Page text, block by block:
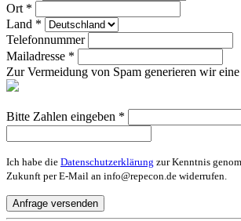
Ort *
Land *
Telefonnummer
Mailadresse *
Zur Vermeidung von Spam generieren wir
Bitte Zahlen eingeben *
Ich habe die Datenschutzerklärung zur Kenntnis
Zukunft per E-Mail an info@repecon.de widerrufen.